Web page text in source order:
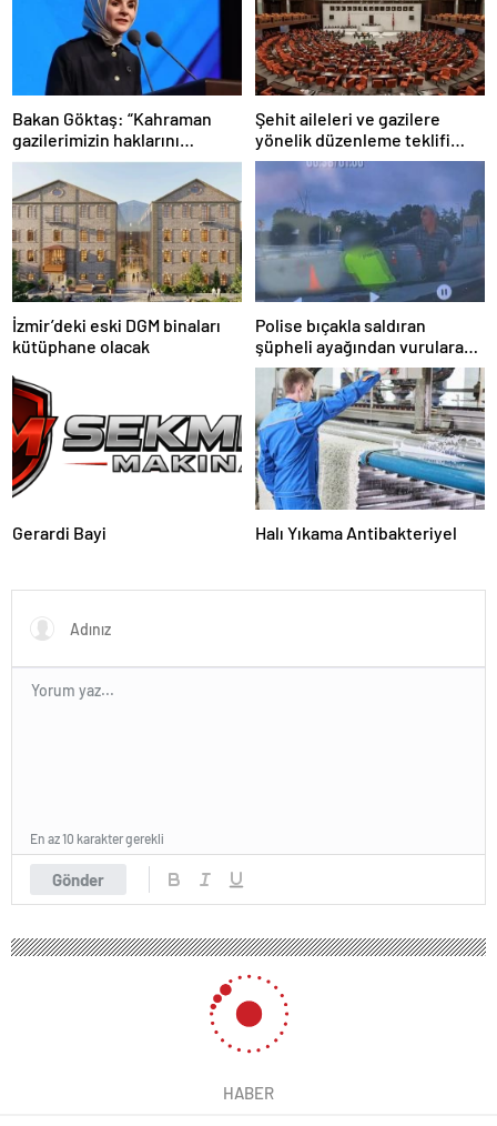
Bakan Göktaş: “Kahraman
gazilerimizin haklarını
güçlendiren yeni bir dönemin
kapılarını aralıyoruz”
Şehit aileleri ve gazilere
yönelik düzenleme teklifi
Meclis’te kabul edildi
İzmir’deki eski DGM binaları
kütüphane olacak
Polise bıçakla saldıran
şüpheli ayağından vurularak
yakalandı
Gerardi Bayi Halı Yıkama Antibakteriyel
Gönder
En az 10 karakter gerekli
HABER